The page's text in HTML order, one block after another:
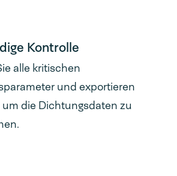
Kontrolle
alle kritischen
und exportieren
um die Dichtungsdaten zu